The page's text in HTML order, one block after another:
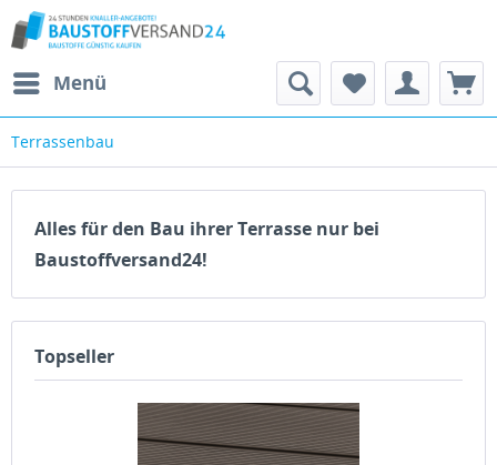
Menü
Terrassenbau
Alles für den Bau ihrer Terrasse nur bei
Baustoffversand24!
Topseller